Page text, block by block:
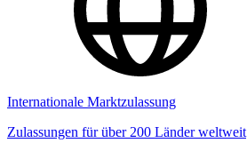
Internationale Marktzulassung
Zulassungen für über 200 Länder weltweit